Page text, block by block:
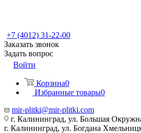
+7 (4012) 31-22-00
Заказать звонок
Задать вопрос
Войти
Корзина0
Избранные товары0
mir-plitki@mir-plitki.com
г. Калининград, ул. Большая
г. Калининград, ул. Богдана